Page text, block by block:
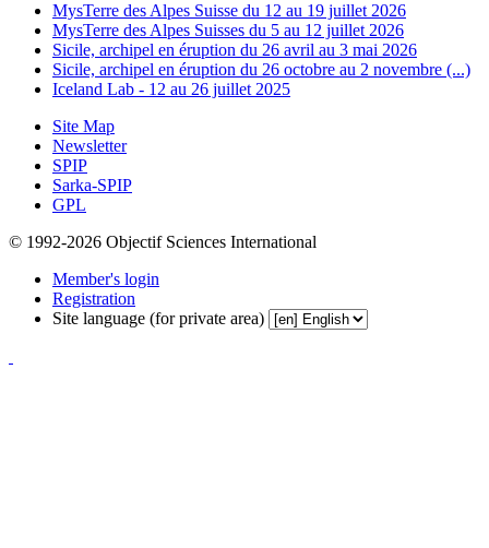
MysTerre des Alpes Suisse du 12 au 19 juillet 2026
MysTerre des Alpes Suisses du 5 au 12 juillet 2026
Sicile, archipel en éruption du 26 avril au 3 mai 2026
Sicile, archipel en éruption du 26 octobre au 2 novembre (...)
Iceland Lab - 12 au 26 juillet 2025
Site Map
Newsletter
SPIP
Sarka-SPIP
GPL
© 1992-2026 Objectif Sciences International
Member's login
Registration
Site language (for private area)